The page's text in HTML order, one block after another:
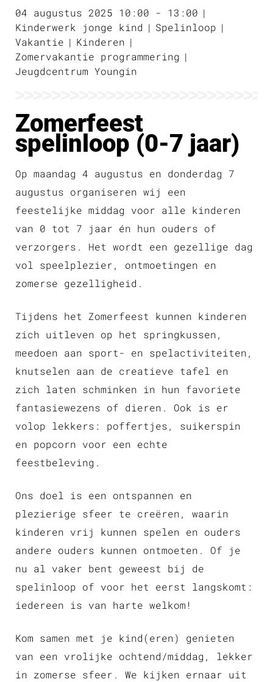
04 augustus 2025 10:00 - 13:00
Kinderwerk jonge kind
Spelinloop
Vakantie
Kinderen
Zomervakantie programmering
Jeugdcentrum Youngin
Zomerfeest
spelinloop (0-7 jaar)
Op maandag 4 augustus en donderdag 7
augustus organiseren wij een
feestelijke middag voor alle kinderen
van 0 tot 7 jaar én hun ouders of
verzorgers. Het wordt een gezellige dag
vol speelplezier, ontmoetingen en
zomerse gezelligheid.
Tijdens het Zomerfeest kunnen kinderen
zich uitleven op het springkussen,
meedoen aan sport- en spelactiviteiten,
knutselen aan de creatieve tafel en
zich laten schminken in hun favoriete
fantasiewezens of dieren. Ook is er
volop lekkers: poffertjes, suikerspin
en popcorn voor een echte
feestbeleving.
Ons doel is een ontspannen en
plezierige sfeer te creëren, waarin
kinderen vrij kunnen spelen en ouders
andere ouders kunnen ontmoeten. Of je
nu al vaker bent geweest bij de
spelinloop of voor het eerst langskomt:
iedereen is van harte welkom!
Kom samen met je kind(eren) genieten
van een vrolijke ochtend/middag, lekker
in zomerse sfeer. We kijken ernaar uit